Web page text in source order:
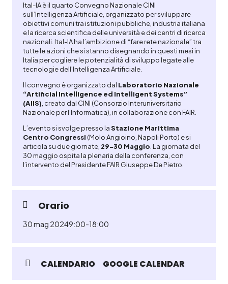
Ital-IA è il quarto Convegno Nazionale CINI
sull’Intelligenza Artificiale, organizzato per sviluppare
obiettivi comuni tra istituzioni pubbliche, industria italiana
e la ricerca scientifica delle università e dei centri di ricerca
nazionali. Ital-IA ha l’ambizione di “fare rete nazionale” tra
tutte le azioni che si stanno disegnando in questi mesi in
Italia per cogliere le potenzialità di sviluppo legate alle
tecnologie dell’Intelligenza Artificiale.
Il convegno è organizzato dal Laboratorio Nazionale
“Artificial Intelligence ed Intelligent Systems”
(AIIS) , creato dal CINI (Consorzio Interuniversitario
Nazionale per l’Informatica), in collaborazione con FAIR.
L’evento si svolge presso laStazione Marittima
Centro Congressi (Molo Angioino, Napoli Porto) e si
articola su due giornate, 29-30 Maggio . La giornata del
30 maggio ospita la plenaria della conferenza, con
l’intervento del Presidente FAIR Giuseppe De Pietro.
Orario
30 mag 20249:00-18:00
CALENDARIO GOOGLE CALENDAR